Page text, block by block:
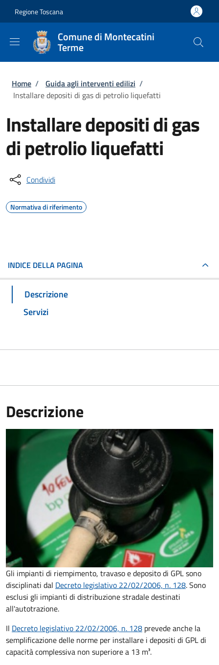
Regione Toscana
Comune di Montecatini
Terme
Briciole di pane
Home / Guida agli interventi edilizi /
Installare depositi di gas di petrolio liquefatti
Installare depositi di gas
di petrolio liquefatti
Condividi
Normativa di riferimento
INDICE DELLA PAGINA
Descrizione
Servizi
Descrizione
Gli impianti di riempimento, travaso e deposito di GPL sono
disciplinati dal Decreto legislativo 22/02/2006, n. 128. Sono
esclusi gli impianti di distribuzione stradale destinati
all'autotrazione.
Il Decreto legislativo 22/02/2006, n. 128 prevede anche la
semplificazione delle norme per installare i depositi di GPL di
capacità complessiva non superiore a 13 m³.